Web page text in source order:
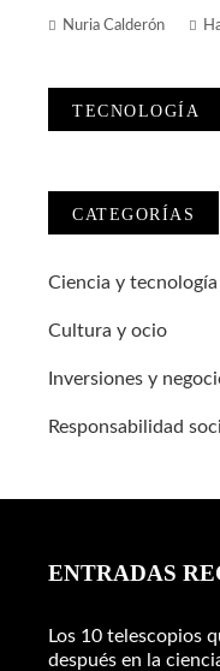
Nuria Calderón
TECNOLOGÍA
CATEGORÍAS
Ciencia y tecnología
Cultura y ocio
Inversiones y
Responsabilidad
ENTRADAS
Los 10 telescopios
después en la